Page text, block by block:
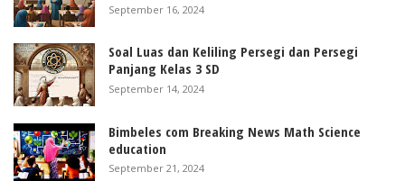
September 16, 2024
Soal Luas dan Keliling Persegi dan Persegi
Panjang Kelas 3 SD
September 14, 2024
Bimbeles com Breaking News Math Science
education
September 21, 2024